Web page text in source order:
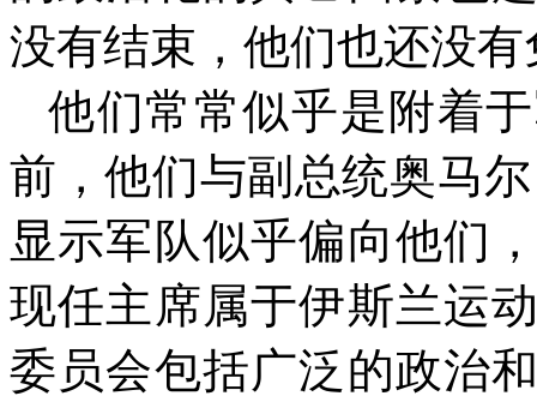
没有结束，他们也还没
他们常常似乎是附着
前，他们与副总统奥马
显示军队似乎偏向他们
现任主席属于伊斯兰运
委员会包括广泛的政治